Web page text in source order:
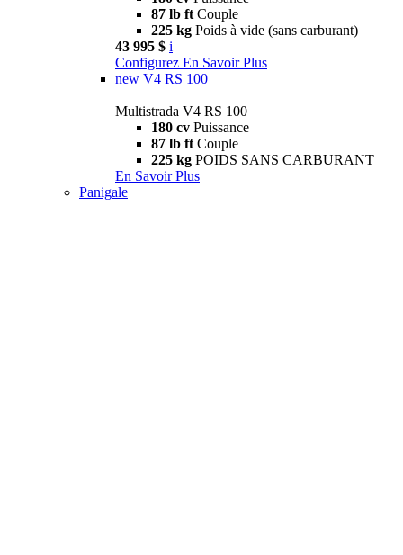
87 lb ft Couple
225 kg Poids à vide (sans carburant)
43 995 $ i
Configurez En Savoir Plus
new V4 RS 100
Multistrada V4 RS 100
180 cv Puissance
87 lb ft Couple
225 kg POIDS SANS CARBURANT
En Savoir Plus
Panigale